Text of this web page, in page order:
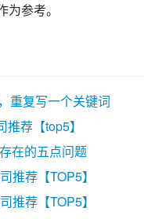
参考。
重复写一个关键词
荐【top5】
在的五点问题
推荐【TOP5】
推荐【TOP5】